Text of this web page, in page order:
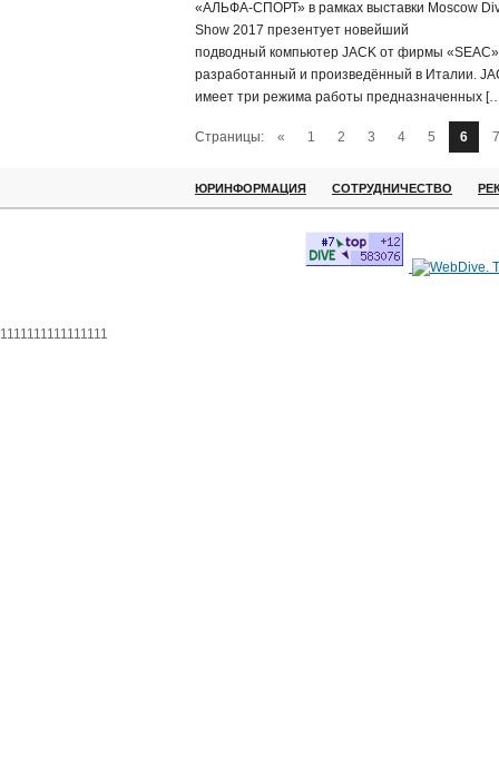
«АЛЬФА-СПОРТ» в рамках выставки Moscow
Show 2017 презентует новейший
подводный компьютер JACK от фирмы «SEAC»
разработанный и произведённый в Италии.
имеет три режима работы предназначенных
Страницы: « 1 2 3 4 5 6 7
ЮРИНФОРМАЦИЯ СОТРУДНИЧЕСТВО
1111111111111111